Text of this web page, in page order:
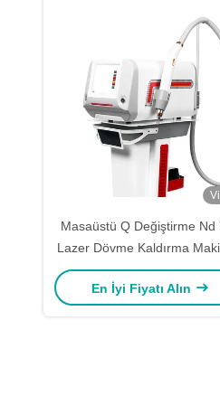
Masaüstü Q Değiştirme Nd
Lazer Dövme Kaldırma
Karbon Peeling Yüz
Yenilenmesi
En İyi Fiyatı Alın